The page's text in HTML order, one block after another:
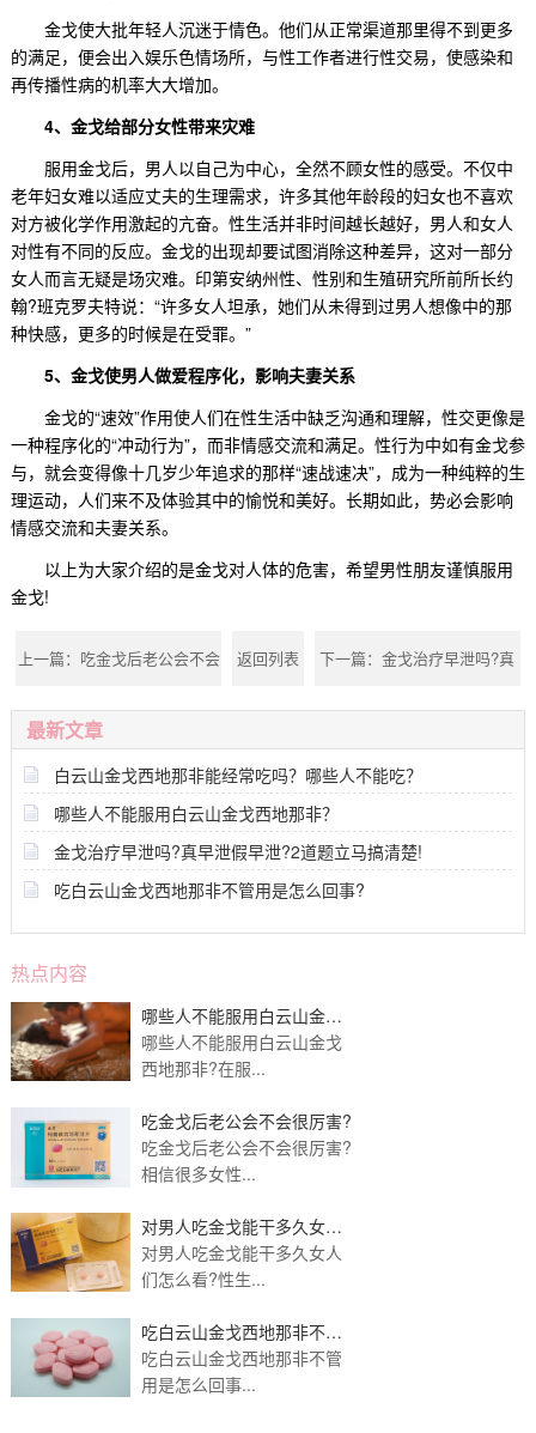
金戈使大批年轻人沉迷于情色。他们从正常渠道那里得不到更多
的满足，便会出入娱乐色情场所，与性工作者进行性交易，使感染和
再传播性病的机率大大增加。
4、金戈给部分女性带来灾难
服用金戈后，男人以自己为中心，全然不顾女性的感受。不仅中
老年妇女难以适应丈夫的生理需求，许多其他年龄段的妇女也不喜欢
对方被化学作用激起的亢奋。性生活并非时间越长越好，男人和女人
对性有不同的反应。金戈的出现却要试图消除这种差异，这对一部分
女人而言无疑是场灾难。印第安纳州性、性别和生殖研究所前所长约
翰?班克罗夫特说：“许多女人坦承，她们从未得到过男人想像中的那
种快感，更多的时候是在受罪。”
5、金戈使男人做爱程序化，影响夫妻关系
金戈的“速效”作用使人们在性生活中缺乏沟通和理解，性交更像是
一种程序化的“冲动行为”，而非情感交流和满足。性行为中如有金戈参
与，就会变得像十几岁少年追求的那样“速战速决”，成为一种纯粹的生
理运动，人们来不及体验其中的愉悦和美好。长期如此，势必会影响
情感交流和夫妻关系。
以上为大家介绍的是金戈对人体的危害，希望男性朋友谨慎服用
金戈!
上一篇： 吃金戈后老公会不会
很厉害?
返回列表 下一篇：金戈治疗早泄吗?真
早泄假早泄?2道题立马搞清
楚!
最新文章
白云山金戈西地那非能经常吃吗？哪些人不能吃？
哪些人不能服用白云山金戈西地那非？
金戈治疗早泄吗?真早泄假早泄?2道题立马搞清楚!
吃白云山金戈西地那非不管用是怎么回事?
热点内容
哪些人不能服用白云山金戈
西地那非？
哪些人不能服用白云山金戈
西地那非?在服...
吃金戈后老公会不会很厉害?
吃金戈后老公会不会很厉害?
相信很多女性...
对男人吃金戈能干多久女人
们怎么看?
对男人吃金戈能干多久女人
们怎么看?性生...
吃白云山金戈西地那非不管
用是怎么回事?
吃白云山金戈西地那非不管
用是怎么回事...